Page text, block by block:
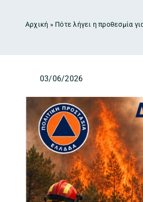
Αρχική » Πότε λήγει η προθεσμία
03/06/2026